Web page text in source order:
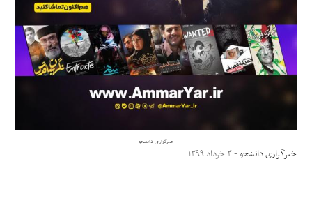
علوم و فن آوری
فرهنگی و هنری
مقالات
خبرگزاری دانشجو
خبرگزاری دانشجو- ۳ خرداد ۱۳۹۹